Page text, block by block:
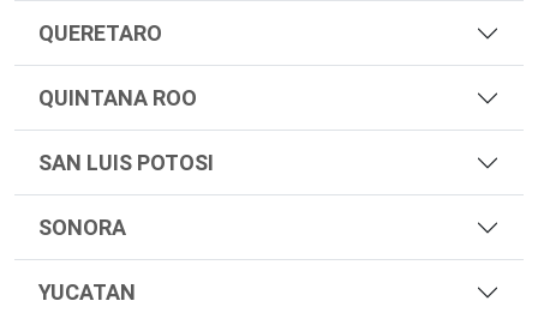
QUERETARO
QUINTANA ROO
SAN LUIS POTOSI
SONORA
YUCATAN